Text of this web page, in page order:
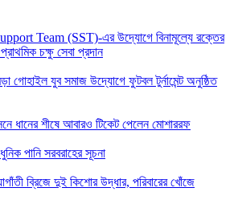
Team (SST)-এর উদ্যোগে বিনামূল্যে রক্তের
চক্ষু সেবা প্রদান
গোহাইল যুব সমাজ উদ্যোগে ফুটবল টুর্নামেন্ট অনুষ্ঠিত
ধানের শীষে আবারও টিকেট পেলেন মোশাররফ
পানি সরবরাহের সূচনা
ব্রিজে দুই কিশোর উদ্ধার, পরিবারের খোঁজে